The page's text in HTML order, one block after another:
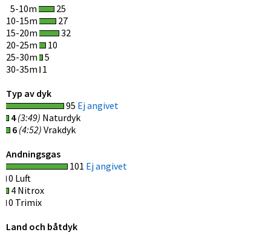
5-10m
25
10-15m
27
15-20m
32
20-25m
10
25-30m
5
30-35m 1
Typ av dyk
95 Ej angivet
4 (3:49) Naturdyk
6 (4:52) Vrakdyk
Andningsgas
101 Ej angivet
0 Luft
4 Nitrox
0 Trimix
Land och båtdyk